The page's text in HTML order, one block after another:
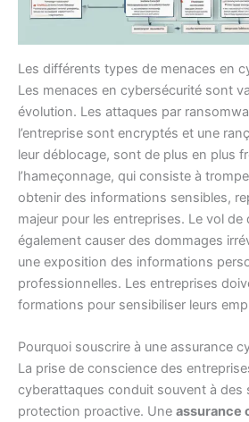
Les différents types de menaces en
Les menaces en cybersécurité sont
évolution. Les attaques par
l’entreprise sont encryptés et une
leur déblocage, sont de plus en plus
l’hameçonnage, qui consiste à
obtenir des informations sensibles,
majeur pour les entreprises. Le vol
également causer des dommages
une exposition des informations
professionnelles. Les entreprises
formations pour sensibiliser leurs
Pourquoi souscrire à une assurance
La prise de conscience des
cyberattaques conduit souvent à des
protection proactive. Une assurance